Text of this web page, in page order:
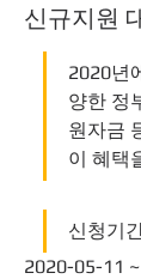
신규지원
2020년
양한 정
원자금
이 혜택
신청기
2020-05-11